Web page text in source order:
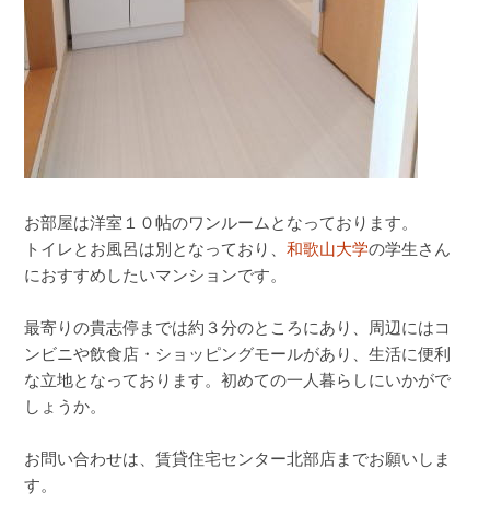
お部屋は洋室１０帖のワンルームとなっております。
トイレとお風呂は別となっており、和歌山大学の学生さん
におすすめしたいマンションです。
最寄りの貴志停までは約３分のところにあり、周辺にはコ
ンビニや飲食店・ショッピングモールがあり、生活に便利
な立地となっております。初めての一人暮らしにいかがで
しょうか。
お問い合わせは、賃貸住宅センター北部店までお願いしま
す。